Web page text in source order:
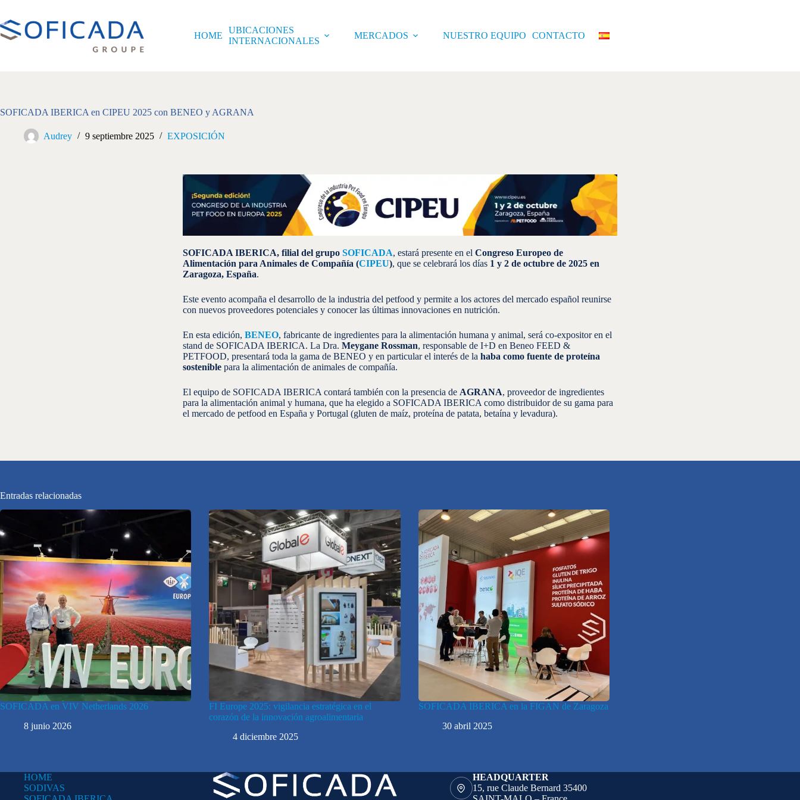
HOME
UBICACIONES
INTERNACIONALES
MERCADOS NUESTRO EQUIPO CONTACTO
SOFICADA IBERICA en CIPEU 2025 con BENEO y AGRANA
Audrey 9 septiembre 2025 EXPOSICIÓN
SOFICADA IBERICA, filial del grupo SOFICADA, estará presente en el Congreso Europeo de
Alimentación para Animales de Compañía (CIPEU), que se celebrará los días 1 y 2 de octubre de 2025 en
Zaragoza, España.
Este evento acompaña el desarrollo de la industria del petfood y permite a los actores del mercado español reunirse
con nuevos proveedores potenciales y conocer las últimas innovaciones en nutrición.
En esta edición, BENEO, fabricante de ingredientes para la alimentación humana y animal, será co-expositor en el
stand de SOFICADA IBERICA. La Dra. Meygane Rossman, responsable de I+D en Beneo FEED &
PETFOOD, presentará toda la gama de BENEO y en particular el interés de la haba como fuente de proteína
sostenible para la alimentación de animales de compañía.
El equipo de SOFICADA IBERICA contará también con la presencia de AGRANA, proveedor de ingredientes
para la alimentación animal y humana, que ha elegido a SOFICADA IBERICA como distribuidor de su gama para
el mercado de petfood en España y Portugal (gluten de maíz, proteína de patata, betaína y levadura).
Entradas relacionadas
SOFICADA en VIV Netherlands 2026
8 junio 2026
FI Europe 2025: vigilancia estratégica en el
corazón de la innovación agroalimentaria
4 diciembre 2025
SOFICADA IBERICA en la FIGAN de Zaragoza
30 abril 2025
HOME
SODIVAS
HEADQUARTER
15, rue Claude Bernard 35400